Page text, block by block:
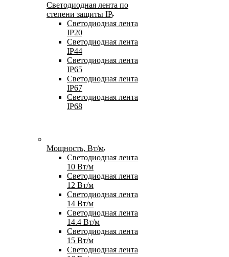
Светодиодная лента по
степени защиты IP
Светодиодная лента
IP20
Светодиодная лента
IP44
Светодиодная лента
IP65
Светодиодная лента
IP67
Светодиодная лента
IP68
Мощность, Вт/м
Светодиодная лента
10 Вт/м
Светодиодная лента
12 Вт/м
Светодиодная лента
14 Вт/м
Светодиодная лента
14.4 Вт/м
Светодиодная лента
15 Вт/м
Светодиодная лента